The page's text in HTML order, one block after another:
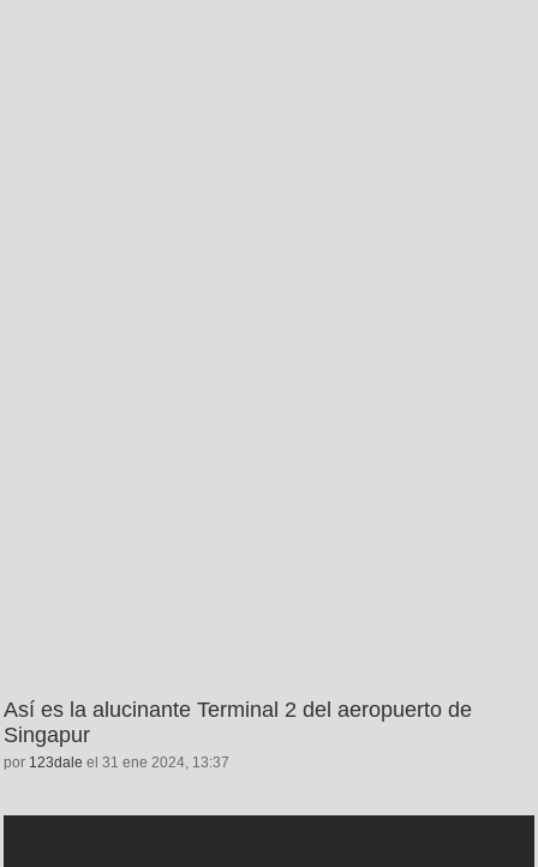
Así es la alucinante Terminal 2 del aeropuerto de
Singapur
por 123dale el 31 ene 2024, 13:37